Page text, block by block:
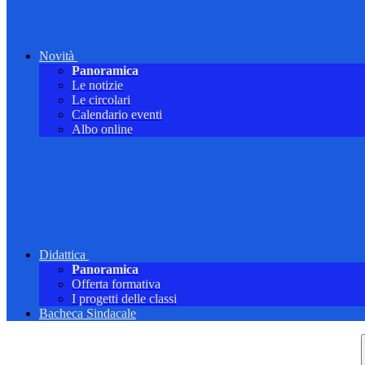
Novità
Panoramica
Le notizie
Le circolari
Calendario eventi
Albo online
Didattica
Panoramica
Offerta formativa
I progetti delle classi
Bacheca Sindacale